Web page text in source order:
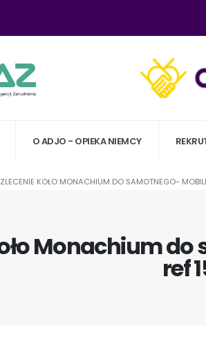
O ADJO - OPIEKA NIEMCY
ZLECENIE KOŁO MONACHIUM DO SAMOTNEGO-
Monachium
ref